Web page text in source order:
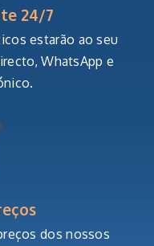
24/7
estarão ao seu
WhatsApp e
dos nossos